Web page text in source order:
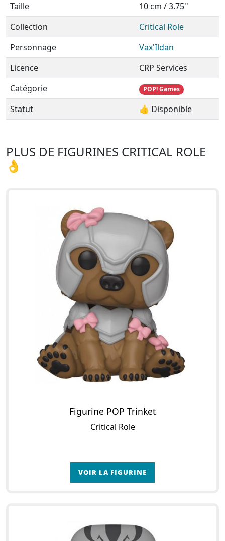
Taille
10 cm / 3.75''
Collection
Critical Role
Personnage
Vax'Ildan
Licence
CRP Services
Catégorie
POP! Games
Statut 👍 Disponible
PLUS DE FIGURINES CRITICAL ROLE
👌
Figurine POP Trinket
Critical Role
VOIR LA FIGURINE